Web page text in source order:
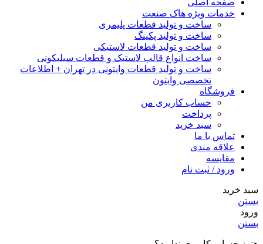
خدمات ویژه هاک صنعت
ساخت و تولید قطعات پلیمری
ساخت و تولید پکینگ
ساخت و تولید قطعات لاستیکی
ساخت انواع قالب لاستیک و قطعات سیلیکونی
ساخت و تولید قطعات وایتونی در تهران + اطلاعات
تخصصی وایتون
فروشگاه
حساب کاربری من
پرداخت
سبد خرید
تماس با ما
علاقه مندی
مقایسه
ورود / ثبت نام
سبد خرید
بستن
ورود
بستن